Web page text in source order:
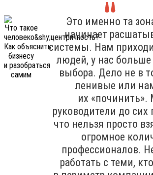
Это именно та
начинает
системы. Нам
людей, у нас больше
выбора. Дело не в
ленивые или
их «починить».
руководители до сих
что нельзя просто
огромное
профессионалов.
работать с теми,